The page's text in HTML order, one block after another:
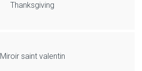
Thanksgiving
Miroir saint valentin